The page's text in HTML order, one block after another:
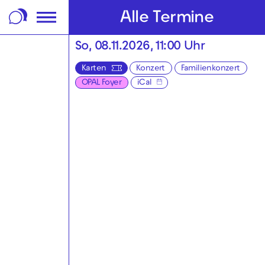
Footer springenAlle Termine
So, 08.11.2026, 11:00 Uhr
Karten Konzert
Familienkonzert
OPAL Foyer
iCal